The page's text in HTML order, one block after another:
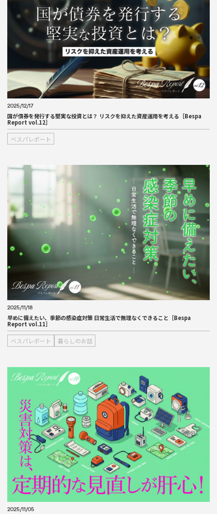
2025/12/17
国が債券を発行する堅実な投資とは？ リスクを抑えた資産運用を考える［Bespa
Report vol.12］
ベスパレポート
2025/11/18
早めに備えたい、季節の感染症対策 日常生活で無理なくできること［Bespa
Report vol.11］
ベスパレポート 暮らしのお話
2025/11/05